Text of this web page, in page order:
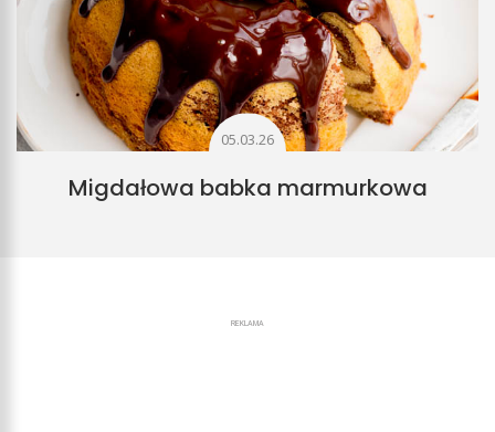
05.03.26
Migdałowa babka marmurkowa
REKLAMA